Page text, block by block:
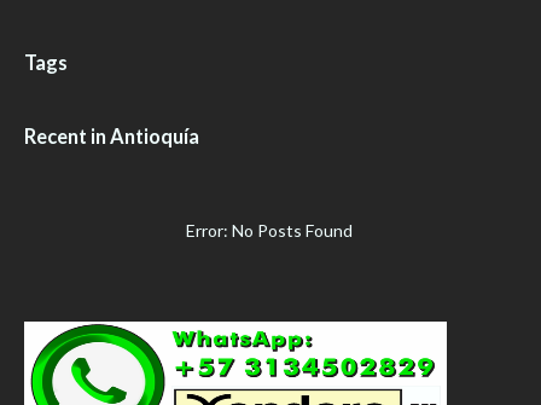
Tags
Recent in Antioquía
Error: No Posts Found